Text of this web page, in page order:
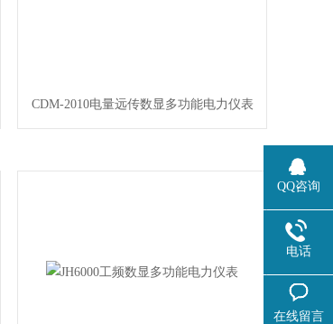
CDM-2010电量远传数显多功能电力仪表
QQ咨询
电话
在线留言